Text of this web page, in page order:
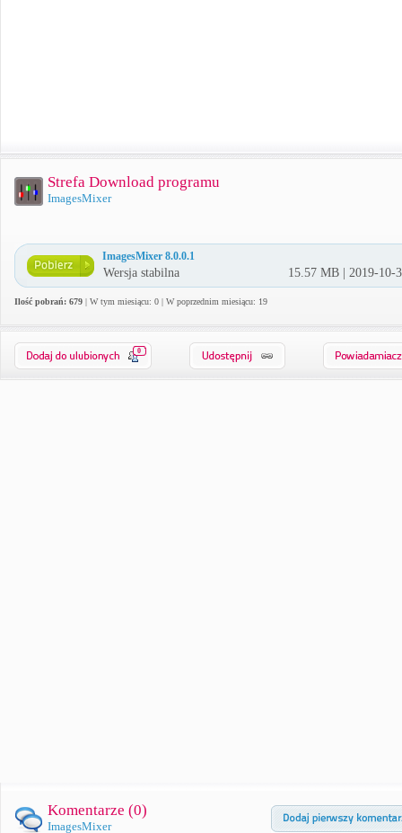
Strefa Download programu
ImagesMixer
ImagesMixer 8.0.0.1
Wersja stabilna 15.57 MB | 2019-10-
Ilość pobrań: 679 | W tym miesiącu: 0 | W poprzednim miesiącu: 19
0
Komentarze (0)
ImagesMixer